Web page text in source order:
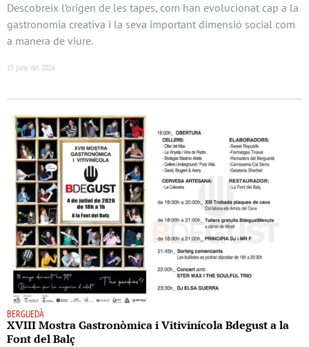
Descobreix l’origen de les tapes, com han evolucionat cap a la
gastronomia creativa i la seva important dimensió social com
a manera de viure.
15 juny del 2026
BERGUEDÀ
XVIII Mostra Gastronòmica i Vitivinícola Bdegust a la
Font del Balç